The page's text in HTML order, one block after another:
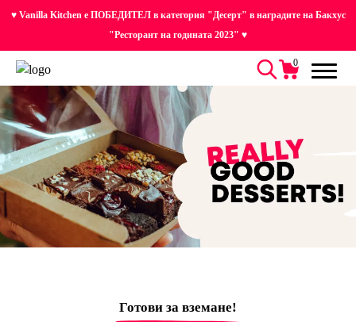
♥ Vanilla Kitchen е ПОБЕДИТЕЛ в категория "Десерт" в наградите на Бакхус
"Ресторант на годината 2023" ♥
0
Готови за вземане!